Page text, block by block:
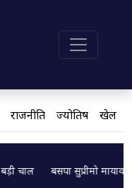
राजनीति ज्योतिष खेल
Loading...
बसपा सुप्रीमो मायावती का